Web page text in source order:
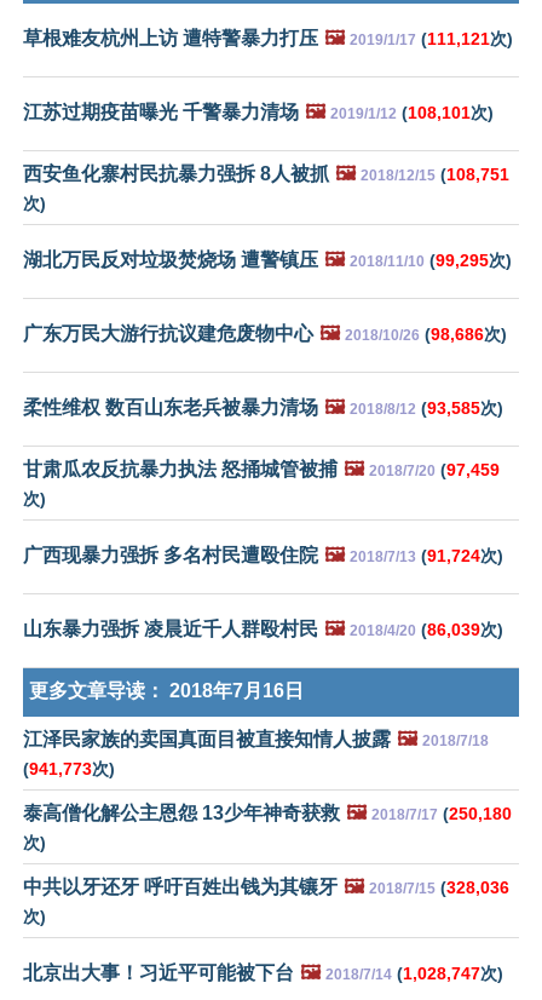
草根难友杭州上访 遭特警暴力打压 🖼️ 2019/1/17 (111,121次)
江苏过期疫苗曝光 千警暴力清场 🖼️ 2019/1/12 (108,101次)
西安鱼化寨村民抗暴力强拆 8人被抓 🖼️ 2018/12/15 (108,751
次)
湖北万民反对垃圾焚烧场 遭警镇压 🖼️ 2018/11/10 (99,295次)
广东万民大游行抗议建危废物中心 🖼️ 2018/10/26 (98,686次)
柔性维权 数百山东老兵被暴力清场 🖼️ 2018/8/12 (93,585次)
甘肃瓜农反抗暴力执法 怒捅城管被捕 🖼️ 2018/7/20 (97,459
次)
广西现暴力强拆 多名村民遭殴住院 🖼️ 2018/7/13 (91,724次)
山东暴力强拆 凌晨近千人群殴村民 🖼️ 2018/4/20 (86,039次)
更多文章导读： 2018年7月16日
江泽民家族的卖国真面目被直接知情人披露 🖼️ 2018/7/18
(941,773次)
泰高僧化解公主恩怨 13少年神奇获救 🖼️ 2018/7/17 (250,180
次)
中共以牙还牙 呼吁百姓出钱为其镶牙 🖼️ 2018/7/15 (328,036
次)
北京出大事！习近平可能被下台 🖼️ 2018/7/14 (1,028,747次)